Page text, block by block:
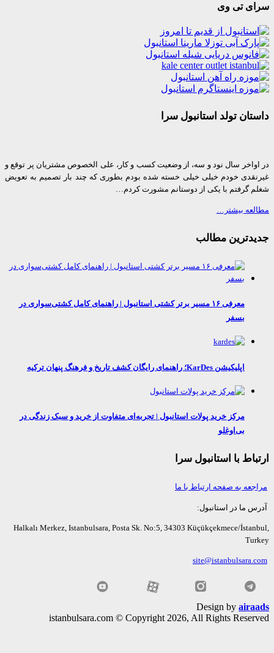
تی وی
تولد استانبول سرا
سال نود و سه، از وضعیت کسب و کار، علی الخصوص مشتریان پر توقع و
خودم خیلی خیلی خسته شده بودم بطوری که چند بار تصمیم به تعویض
گرفتم با یکی از دوستانم مشورت کردم…
بیشتر…
مطالب
معرفی ۱۶ مسیر برتر کشتی استانبول | راهنمای کامل کشتی‌سواری در
اپلیکیشن KarDes؛ راهنمای رایگان کشف تاریخ و فرهنگ پنهان ترکیه
مرکز خرید پولات استانبول | تجربه‌ای متفاوت از خرید و سبک زندگی در
بی‌اوغلو
با استانبول سرا
به صفحه ارتباط با ما
ما در استانبول:
Halkalı Merkez, Istanbulsara, Posta Sk. No:5, 34303 Küçükçekmece/
Design by
istanbulsara.com © Copyright 2026, All Rights